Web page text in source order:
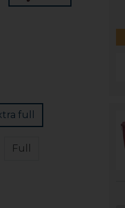
full
Full